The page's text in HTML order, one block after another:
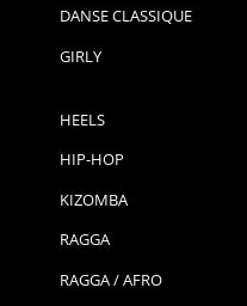
DANSE CLASSIQUE
GIRLY
HEELS
HIP-HOP
KIZOMBA
RAGGA
RAGGA / AFRO